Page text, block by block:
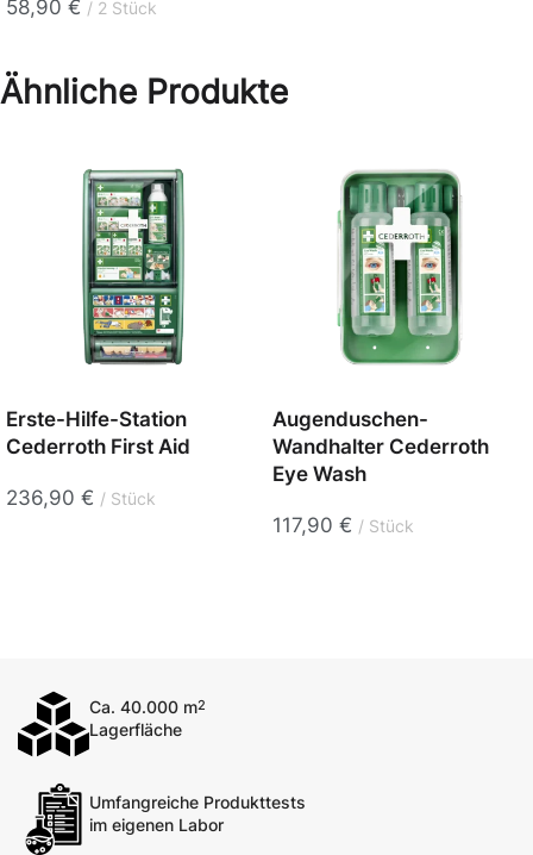
58,90 € 2 Stück
Ähnliche Produkte
Erste-Hilfe-Station
Cederroth First Aid
236,90 € Stück
Augenduschen-
Wandhalter Cederroth
Eye Wash
117,90 € Stück
Ca. 40.000 m2
Lagerfläche
Umfangreiche Produkttests
im eigenen Labor